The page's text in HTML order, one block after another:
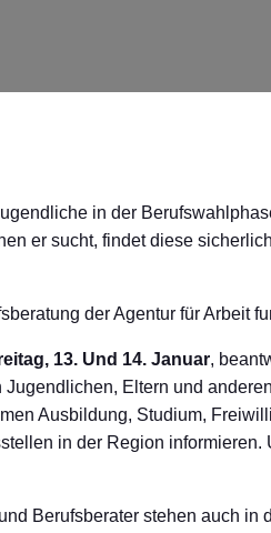
in der
er sucht, findet diese
der Agentur für Arbeit
13. Und 14. Januar,
Jugendlichen, Eltern und
Ausbildung, Studium,
in der Region
Berufsberater stehen auch